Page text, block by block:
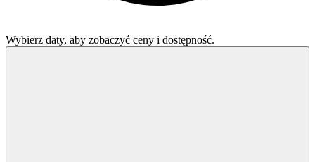
Wybierz daty, aby zobaczyć ceny i dostępność.